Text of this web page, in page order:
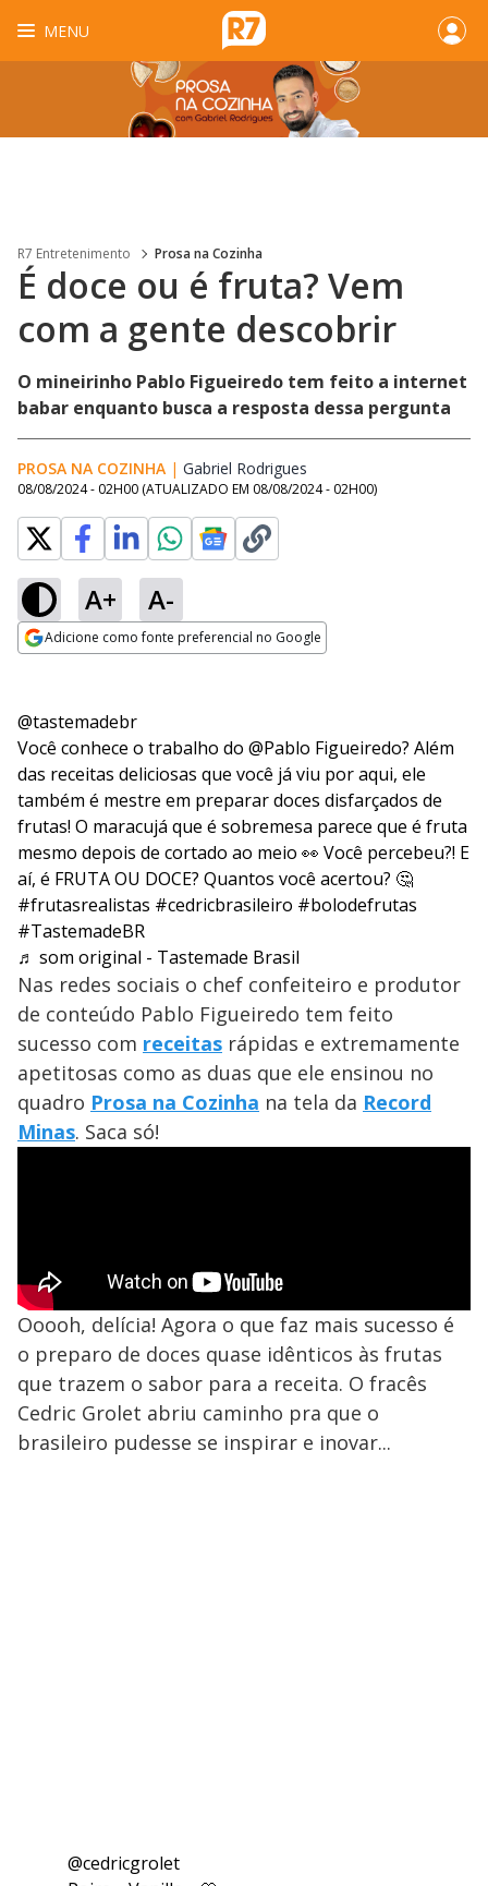
MENU
R7 Entretenimento Prosa na Cozinha
É doce ou é fruta? Vem
com a gente descobrir
O mineirinho Pablo Figueiredo tem feito a internet
babar enquanto busca a resposta dessa pergunta
PROSA NA COZINHA | Gabriel Rodrigues
08/08/2024 - 02H00 (ATUALIZADO EM 08/08/2024 - 02H00)
A+ A-
Adicione como fonte preferencial no Google
@tastemadebr
Você conhece o trabalho do @Pablo Figueiredo? Além
das receitas deliciosas que você já viu por aqui, ele
também é mestre em preparar doces disfarçados de
frutas! O maracujá que é sobremesa parece que é fruta
mesmo depois de cortado ao meio 👀 Você percebeu?! E
aí, é FRUTA OU DOCE? Quantos você acertou? 🤔
#frutasrealistas #cedricbrasileiro #bolodefrutas
#TastemadeBR
♬ som original - Tastemade Brasil
Nas redes sociais o chef confeiteiro e produtor
de conteúdo Pablo Figueiredo tem feito
sucesso com receitas rápidas e extremamente
apetitosas como as duas que ele ensinou no
quadro Prosa na Cozinha na tela da Record
Minas. Saca só!
Ooooh, delícia! Agora o que faz mais sucesso é
o preparo de doces quase idênticos às frutas
que trazem o sabor para a receita. O fracês
Cedric Grolet abriu caminho pra que o
brasileiro pudesse se inspirar e inovar...
@cedricgrolet